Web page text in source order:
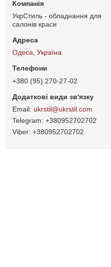
УкрСтиль - обладнання для
салонів краси
Одеса, Україна
+380 (95) 270-27-02
ukrstil@ukrstil.com
+380952702702
+380952702702